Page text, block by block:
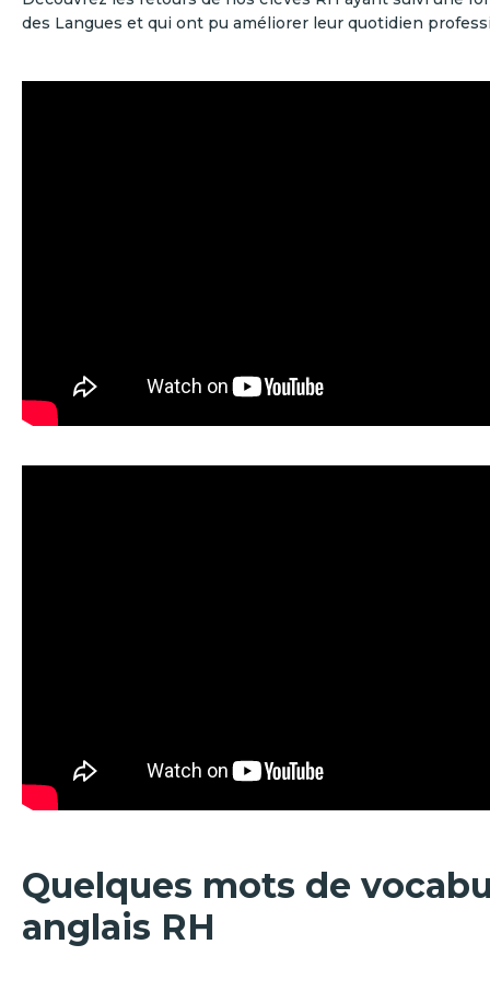
des Langues et qui ont pu améliorer leur quotidien
Quelques mots de
anglais RH